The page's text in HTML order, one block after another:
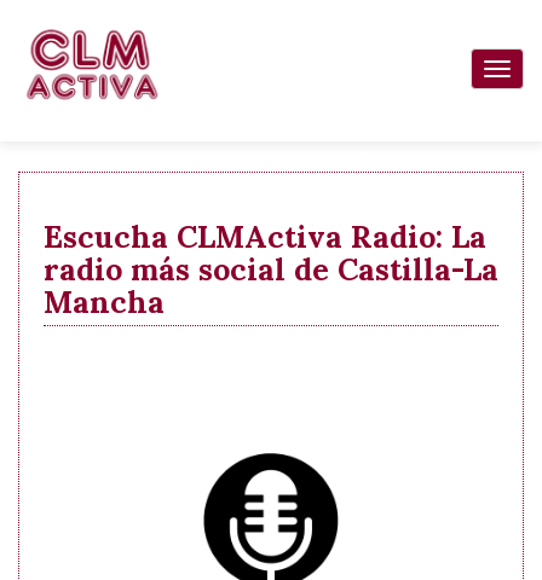
contenido
Escucha CLMActiva Radio: La
radio más social de Castilla-La
Mancha